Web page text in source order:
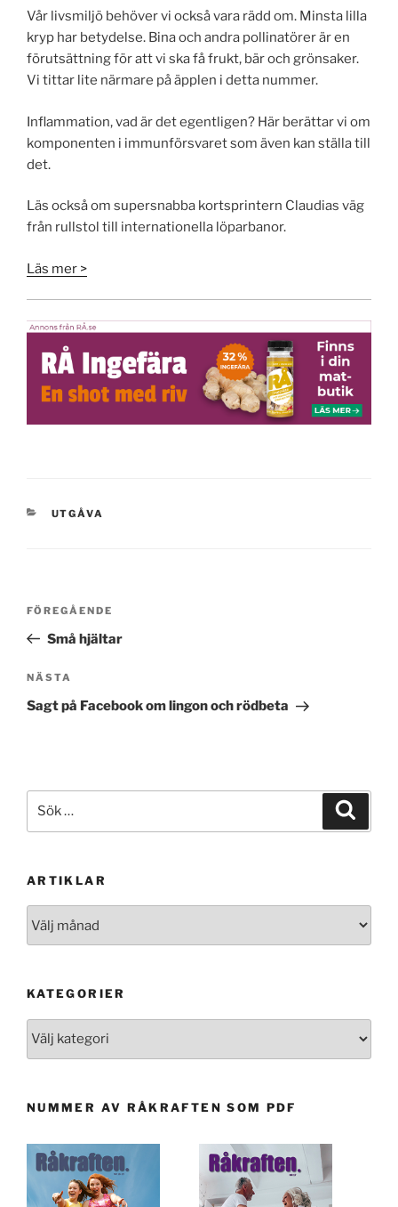
Vår livsmiljö behöver vi också vara rädd om. Minsta lilla
kryp har bety­delse. Bina och andra pollinatörer är en
förut­sättning för att vi ska få frukt, bär och grönsaker.
Vi tittar lite närmare på äpplen i detta nummer.
Inflammation, vad är det egentligen? Här berättar vi om
komponenten i immunförsvaret som även kan ställa till
det.
Läs också om supersnabba kort­sprintern Claudias väg
från rullstol till internationella löparbanor.
Läs mer >
KATEGORIER
UTGÅVA
Inläggsnavigering
Föregående
inlägg
FÖREGÅENDE
Små hjältar
Nästa
inlägg
NÄSTA
Sagt på Facebook om lingon och rödbeta
efter:
ARTIKLAR
KATEGORIER
NUMMER AV RÅKRAFTEN SOM PDF